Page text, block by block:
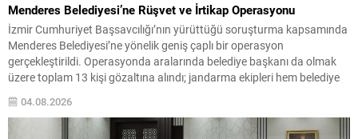
Menderes Belediyesi’ne Rüşvet ve İrtikap Operasyonu
İzmir Cumhuriyet Başsavcılığı’nın yürüttüğü soruşturma kapsamında
Menderes Belediyesi’ne yönelik geniş çaplı bir operasyon
gerçekleştirildi. Operasyonda aralarında belediye başkanı da olmak
üzere toplam 13 kişi gözaltına alındı; jandarma ekipleri hem belediye
rüşvet ve irtikap suçlarına ilişkin olup, soruşturma sürüyor.
Yetkililerden edinilen bilgilere...
04.08.2026